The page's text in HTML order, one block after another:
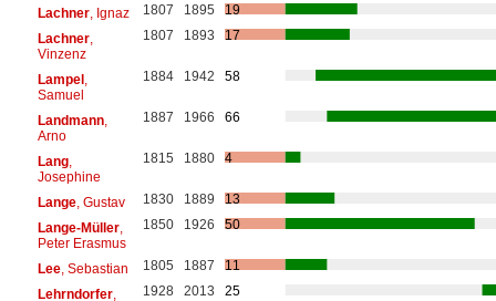
Lachner, Ignaz 1807 1895
19
Lachner,
Vinzenz
1807 1893 17
Lampel,
Samuel
1884 1942 58
Landmann,
Arno
1887 1966 66
Lang,
Josephine
1815 1880 4
Lange, Gustav 1830 1889
13
Lange-Müller,
Peter Erasmus
1850 1926 50
Lee, Sebastian 1805 1887
11
Lehrndorfer, 1928 2013 25